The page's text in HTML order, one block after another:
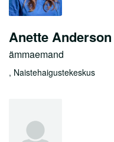
Anette Anderson
ämmaemand
, Naistehaigustekeskus